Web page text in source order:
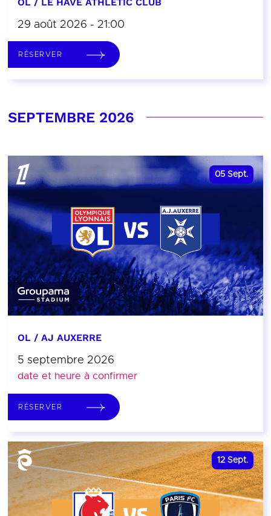
29 août 2026 - 21:00
RÉSERVER
SEPTEMBRE 2026
05 Sept.
OL / AJ AUXERRE
5 septembre 2026
date et heure à confirmer
RÉSERVER
12 Sept.